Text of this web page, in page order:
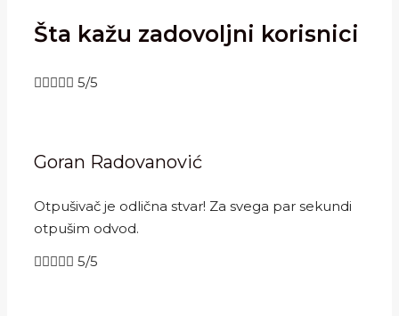
Šta kažu zadovoljni korisnici
 5/5
Goran Radovanović
Otpušivač je odlična stvar! Za svega par sekundi
otpušim odvod.
 5/5